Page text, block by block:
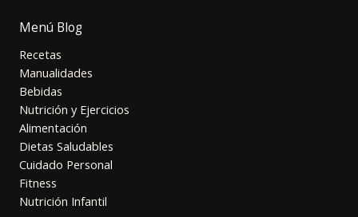
Menú Blog
Recetas
Manualidades
Bebidas
Nutrición y Ejercicios
Alimentación
Dietas Saludables
Cuidado Personal
Fitness
Nutrición Infantil